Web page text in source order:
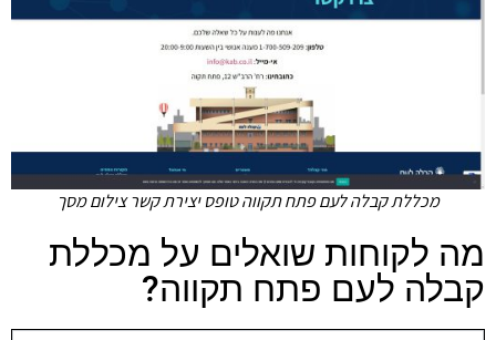
מכללת קבלה לעם פתח תקווה טופס יצירת קשר צילום מסך
מה לקוחות שואלים על מכללת
קבלה לעם פתח תקווה?